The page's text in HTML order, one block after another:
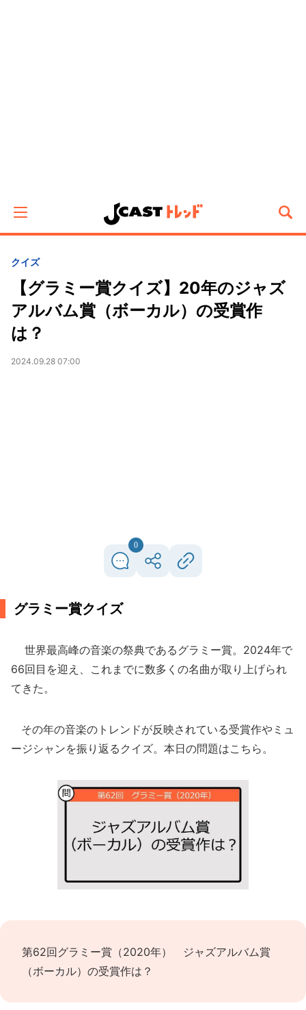
クイズ
【グラミー賞クイズ】20年のジャズ
アルバム賞（ボーカル）の受賞作
は？
2024.09.28 07:00
0
グラミー賞クイズ
世界最高峰の音楽の祭典であるグラミー賞。2024年で
66回目を迎え、これまでに数多くの名曲が取り上げられ
てきた。
その年の音楽のトレンドが反映されている受賞作やミュ
ージシャンを振り返るクイズ。本日の問題はこちら。
第62回グラミー賞（2020年） ジャズアルバム賞
（ボーカル）の受賞作は？